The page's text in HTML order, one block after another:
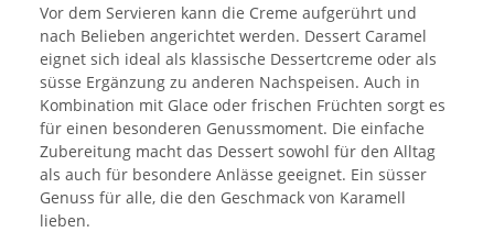
Vor dem Servieren kann die Creme aufgerührt und
nach Belieben angerichtet werden. Dessert Caramel
eignet sich ideal als klassische Dessertcreme oder als
süsse Ergänzung zu anderen Nachspeisen. Auch in
Kombination mit Glace oder frischen Früchten sorgt es
für einen besonderen Genussmoment. Die einfache
Zubereitung macht das Dessert sowohl für den Alltag
als auch für besondere Anlässe geeignet. Ein süsser
Genuss für alle, die den Geschmack von Karamell
lieben.